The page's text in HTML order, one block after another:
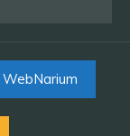
WebNarium